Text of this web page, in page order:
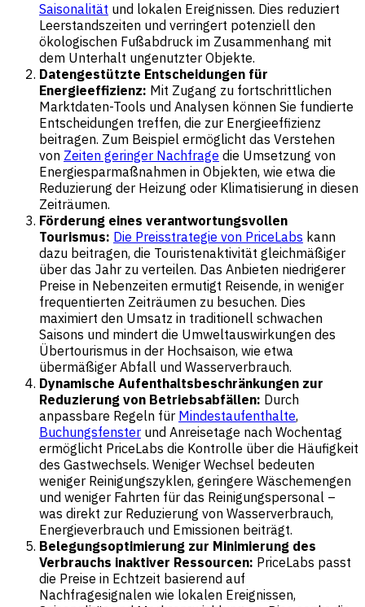
Saisonalität und lokalen Ereignissen. Dies reduziert
Leerstandszeiten und verringert potenziell den
ökologischen Fußabdruck im Zusammenhang mit
dem Unterhalt ungenutzter Objekte.
Datengestützte Entscheidungen für
Energieeffizienz: Mit Zugang zu fortschrittlichen
Marktdaten-Tools und Analysen können Sie fundierte
Entscheidungen treffen, die zur Energieeffizienz
beitragen. Zum Beispiel ermöglicht das Verstehen
von Zeiten geringer Nachfrage die Umsetzung von
Energiesparmaßnahmen in Objekten, wie etwa die
Reduzierung der Heizung oder Klimatisierung in diesen
Zeiträumen.
Förderung eines verantwortungsvollen
Tourismus: Die Preisstrategie von PriceLabs kann
dazu beitragen, die Touristenaktivität gleichmäßiger
über das Jahr zu verteilen. Das Anbieten niedrigerer
Preise in Nebenzeiten ermutigt Reisende, in weniger
frequentierten Zeiträumen zu besuchen. Dies
maximiert den Umsatz in traditionell schwachen
Saisons und mindert die Umweltauswirkungen des
Übertourismus in der Hochsaison, wie etwa
übermäßiger Abfall und Wasserverbrauch.
Dynamische Aufenthaltsbeschränkungen zur
Reduzierung von Betriebsabfällen: Durch
anpassbare Regeln für Mindestaufenthalte,
Buchungsfenster und Anreisetage nach Wochentag
ermöglicht PriceLabs die Kontrolle über die Häufigkeit
des Gastwechsels. Weniger Wechsel bedeuten
weniger Reinigungszyklen, geringere Wäschemengen
und weniger Fahrten für das Reinigungspersonal –
was direkt zur Reduzierung von Wasserverbrauch,
Energieverbrauch und Emissionen beiträgt.
Belegungsoptimierung zur Minimierung des
Verbrauchs inaktiver Ressourcen: PriceLabs passt
die Preise in Echtzeit basierend auf
Nachfragesignalen wie lokalen Ereignissen,